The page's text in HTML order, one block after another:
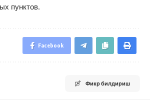
пунктов.
Facebook
Фикр билдириш